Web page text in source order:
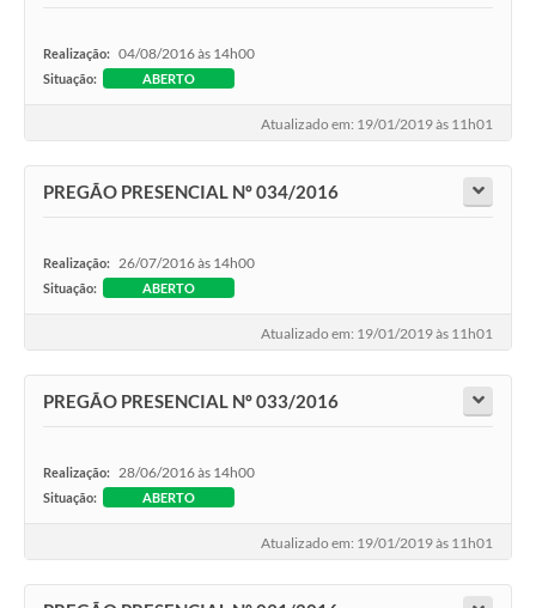
Realização: 04/08/2016 às 14h00
Situação: ABERTO
Atualizado em: 19/01/2019 às 11h01
PREGÃO PRESENCIAL Nº 034/2016
Realização: 26/07/2016 às 14h00
Situação: ABERTO
Atualizado em: 19/01/2019 às 11h01
PREGÃO PRESENCIAL Nº 033/2016
Realização: 28/06/2016 às 14h00
Situação: ABERTO
Atualizado em: 19/01/2019 às 11h01